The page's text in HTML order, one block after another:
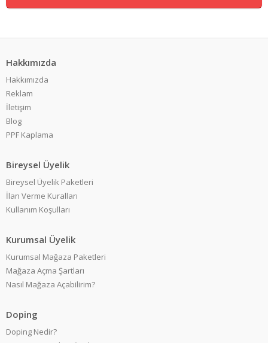
Hakkımızda
Hakkımızda
Reklam
İletişim
Blog
PPF Kaplama
Bireysel Üyelik
Bireysel Üyelik Paketleri
İlan Verme Kuralları
Kullanım Koşulları
Kurumsal Üyelik
Kurumsal Mağaza Paketleri
Mağaza Açma Şartları
Nasıl Mağaza Açabilirim?
Doping
Doping Nedir?